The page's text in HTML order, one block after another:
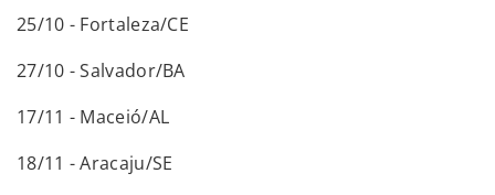
25/10 - Fortaleza/CE
27/10 - Salvador/BA
17/11 - Maceió/AL
18/11 - Aracaju/SE